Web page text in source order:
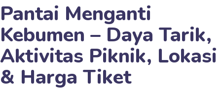
Pantai Menganti
Kebumen – Daya Tarik,
Aktivitas Piknik, Lokasi
& Harga Tiket